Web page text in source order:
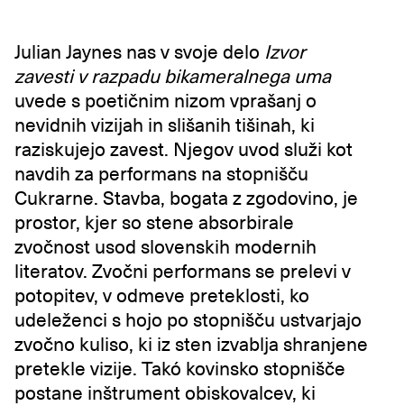
Julian Jaynes nas v svoje delo Izvor
zavesti v razpadu bikameralnega uma
uvede s poetičnim nizom vprašanj o
nevidnih vizijah in slišanih tišinah, ki
raziskujejo zavest. Njegov uvod služi kot
navdih za performans na stopnišču
Cukrarne. Stavba, bogata z zgodovino, je
prostor, kjer so stene absorbirale
zvočnost usod slovenskih modernih
literatov. Zvočni performans se prelevi v
potopitev, v odmeve preteklosti, ko
udeleženci s hojo po stopnišču ustvarjajo
zvočno kuliso, ki iz sten izvablja shranjene
pretekle vizije. Takó kovinsko stopnišče
postane inštrument obiskovalcev, ki